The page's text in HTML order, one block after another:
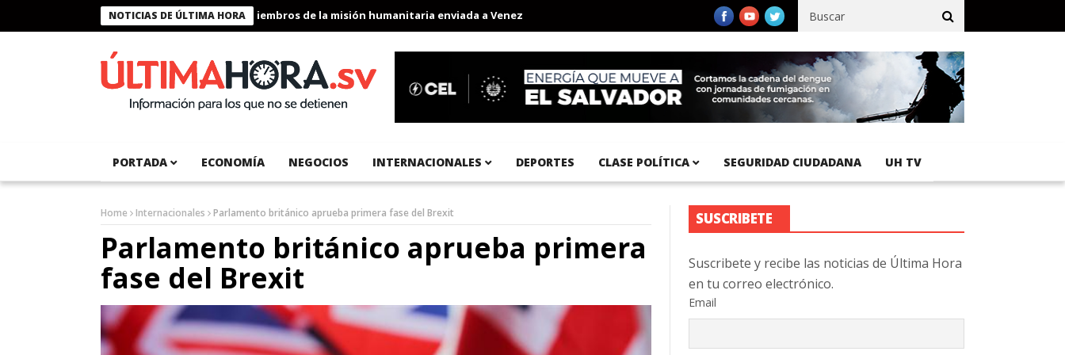
NOTICIAS DE ÚLTIMA HORA
Presidente Bukele condecora a miembros de la misión humanitaria enviada a Venezuela Aeropuerto Internacional del Pacífico registra 92 % de avance en obras de terracería
PORTADA ECONOMÍA NEGOCIOS INTERNACIONALES DEPORTES CLASE POLÍTICA SEGURIDAD CIUDADANA UH TV
Home Internacionales Parlamento británico aprueba primera fase del Brexit
Parlamento británico aprueba primera
fase del Brexit
SUSCRIBETE
Suscribete y recibe las noticias de Última Hora
en tu correo electrónico.
Email